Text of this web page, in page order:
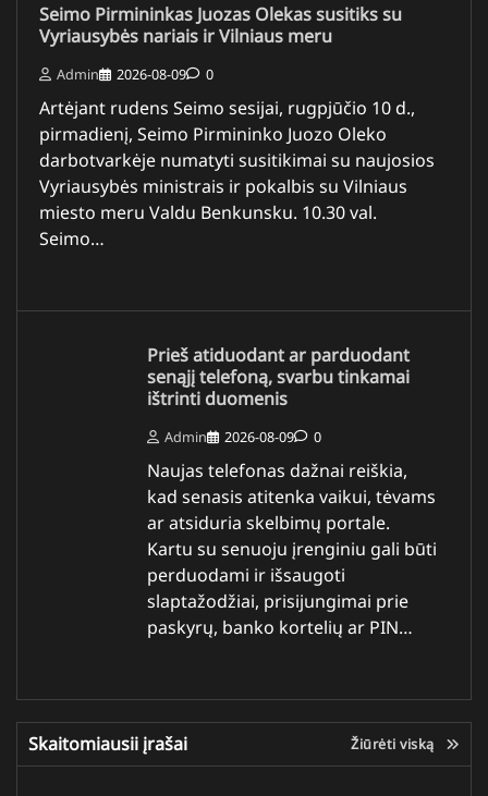
Seimo Pirmininkas Juozas Olekas susitiks su
Vyriausybės nariais ir Vilniaus meru
Admin 2026-08-09 0
Artėjant rudens Seimo sesijai, rugpjūčio 10 d.,
pirmadienį, Seimo Pirmininko Juozo Oleko
darbotvarkėje numatyti susitikimai su naujosios
Vyriausybės ministrais ir pokalbis su Vilniaus
miesto meru Valdu Benkunsku. 10.30 val.
Seimo…
Prieš atiduodant ar parduodant
senąjį telefoną, svarbu tinkamai
ištrinti duomenis
Admin 2026-08-09 0
Naujas telefonas dažnai reiškia,
kad senasis atitenka vaikui, tėvams
ar atsiduria skelbimų portale.
Kartu su senuoju įrenginiu gali būti
perduodami ir išsaugoti
slaptažodžiai, prisijungimai prie
paskyrų, banko kortelių ar PIN…
Skaitomiausii įrašai Žiūrėti viską